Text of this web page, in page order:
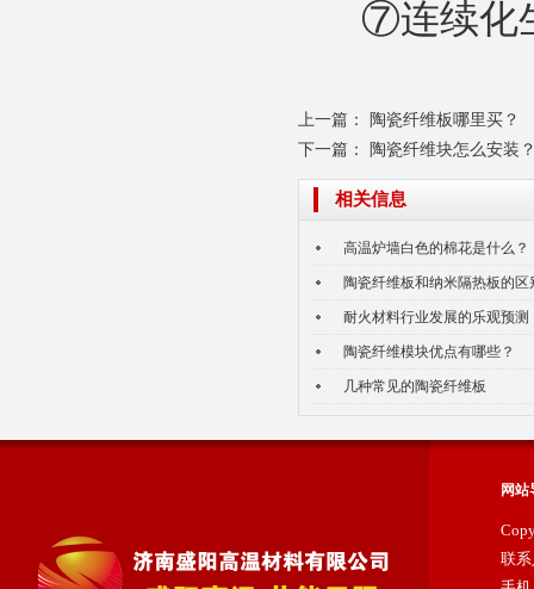
⑦连续化
上一篇：
陶瓷纤维板哪里买？
下一篇：
陶瓷纤维块怎么安装
相关信息
高温炉墙白色的棉花是什么？
陶瓷纤维板和纳米隔热板的区
耐火材料行业发展的乐观预测
陶瓷纤维模块优点有哪些？
几种常见的陶瓷纤维板
网站
联